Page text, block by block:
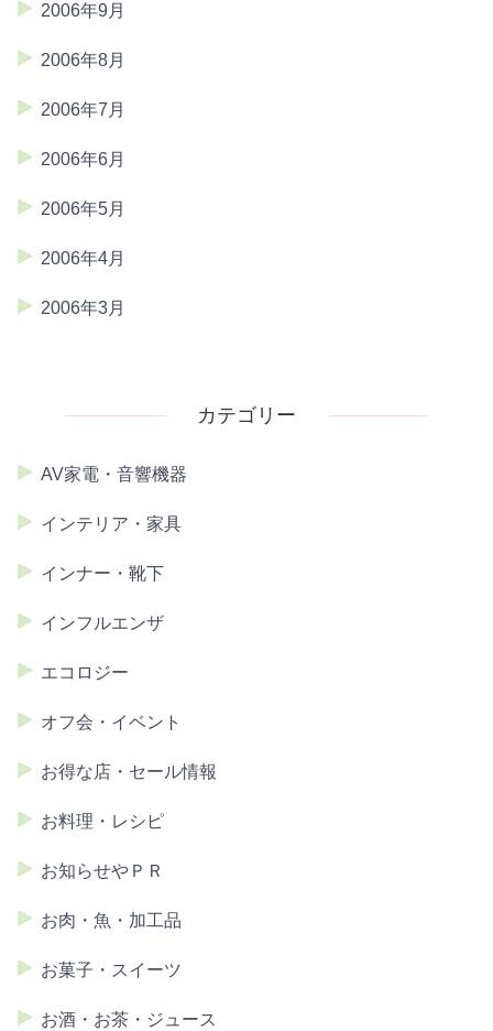
2006年9月
2006年8月
2006年7月
2006年6月
2006年5月
2006年4月
2006年3月
カテゴリー
AV家電・音響機器
インテリア・家具
インナー・靴下
インフルエンザ
エコロジー
オフ会・イベント
お得な店・セール情報
お料理・レシピ
お知らせやＰＲ
お肉・魚・加工品
お菓子・スイーツ
お酒・お茶・ジュース